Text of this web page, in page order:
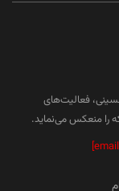
فعالیت‌های
را منعکس می‌نماید.